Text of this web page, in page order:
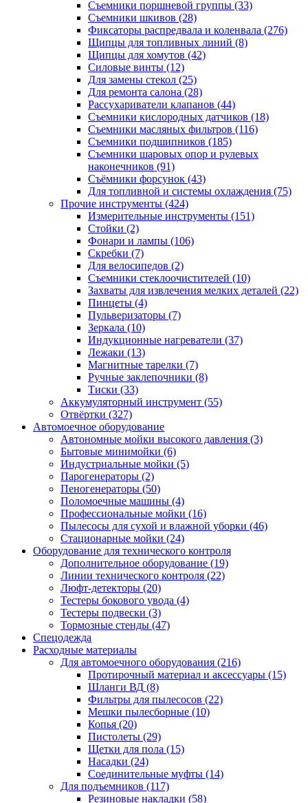
Съемники поршневой группы (33)
Съемники шкивов (28)
Фиксаторы распредвала и коленвала (276)
Щипцы для топливных линий (8)
Щипцы для хомутов (42)
Силовые винты (12)
Для замены стекол (25)
Для ремонта салона (28)
Рассухариватели клапанов (44)
Съемники кислородных датчиков (18)
Съемники масляных фильтров (116)
Съемники подшипников (185)
Съемники шаровых опор и рулевых
наконечников (91)
Съёмники форсунок (43)
Для топливной и системы охлаждения (75)
Прочие инструменты (424)
Измерительные инструменты (151)
Стойки (2)
Фонари и лампы (106)
Скребки (7)
Для велосипедов (2)
Съемники стеклоочистителей (10)
Захваты для извлечения мелких деталей (22)
Пинцеты (4)
Пульверизаторы (7)
Зеркала (10)
Индукционные нагреватели (37)
Лежаки (13)
Магнитные тарелки (7)
Ручные заклепочники (8)
Тиски (33)
Аккумуляторный инструмент (55)
Отвёртки (327)
Автомоечное оборудование
Автономные мойки высокого давления (3)
Бытовые минимойки (6)
Индустриальные мойки (5)
Парогенераторы (2)
Пеногенераторы (50)
Поломоечные машины (4)
Профессиональные мойки (16)
Пылесосы для сухой и влажной уборки (46)
Стационарные мойки (24)
Оборудование для технического контроля
Дополнительное оборудование (19)
Линии технического контроля (22)
Люфт-детекторы (20)
Тестеры бокового увода (4)
Тестеры подвески (3)
Тормозные стенды (47)
Спецодежда
Расходные материалы
Для автомоечного оборудования (216)
Протирочный материал и аксессуары (15)
Шланги ВД (8)
Фильтры для пылесосов (22)
Мешки пылесборные (10)
Копья (20)
Пистолеты (29)
Щетки для пола (15)
Насадки (24)
Соединительные муфты (14)
Для подъемников (117)
Резиновые накладки (58)